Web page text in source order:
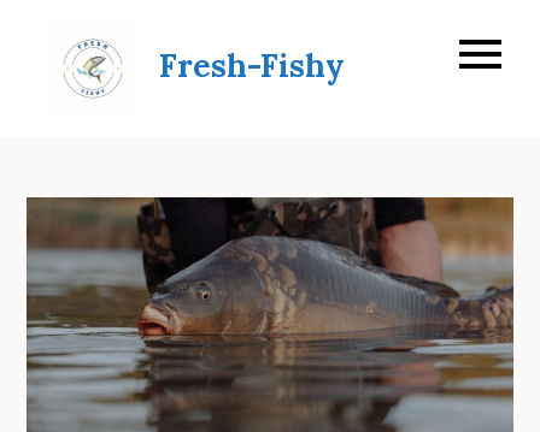
content
Fresh-Fishy